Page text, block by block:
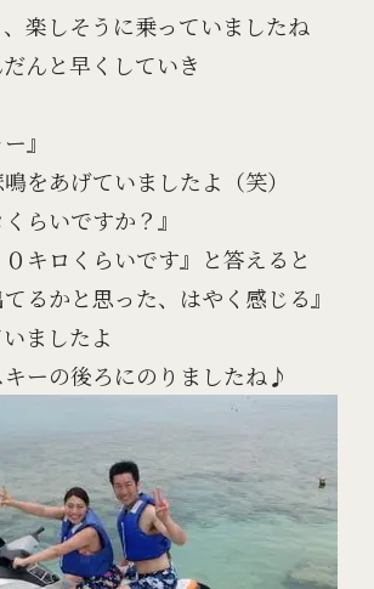
楽しそうに乗っていましたね
んと早くしていき
』
をあげていましたよ（笑）
らいですか？』
キロくらいです』と答えると
てるかと思った、はやく感じる』
ましたよ
ーの後ろにのりましたね♪